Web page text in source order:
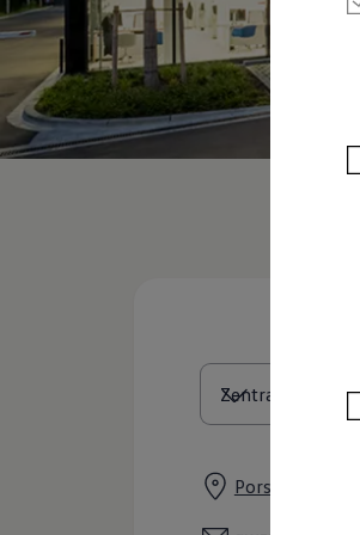
Rettungsdienste
ONE Business ID Vorteile
Fahrzeugsuche & Marktplatz
Fahrzeugsuche
Fahrzeuge online kaufen
Digitaler Marktplatz
Kauf & Finanzierung
Online-Fahrzeugbewertung
ProfiPartner für
Finanzierung
Für Privatkunden
Für Gewerbekunden
Für Gewerbekunden
Versicherungen & Garantien
Garantien